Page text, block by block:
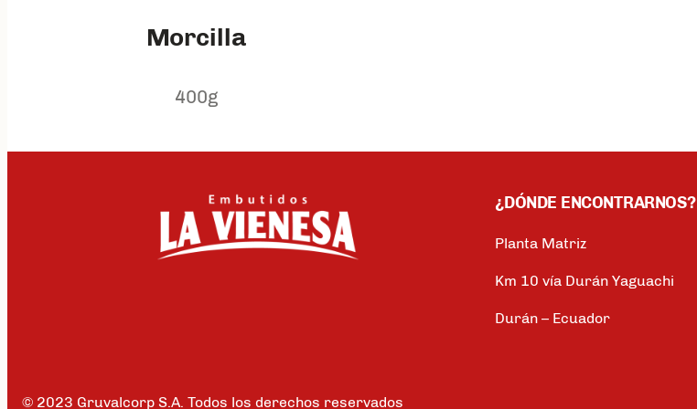
Morcilla
400g
¿DÓNDE ENCONTRARNOS?
Planta Matriz
Km 10 vía Durán Yaguachi
Durán – Ecuador
© 2023 Gruvalcorp S.A. Todos los derechos reservados